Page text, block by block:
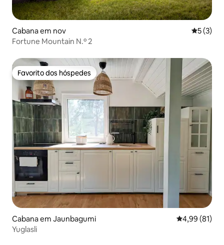
Cabana em nov
5 (3)
Fortune Mountain N.º 2
Favorito dos hóspedes
Favorito dos hóspedes
Cabana em Jaunbagumi Classificação
4,99 (81)
Yuglasli